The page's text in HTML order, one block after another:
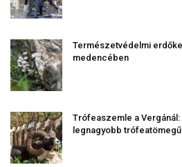
Természetvédelmi
medencében
Trófeaszemle a
legnagyobb